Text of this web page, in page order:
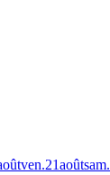
ven.21aoûtsam.